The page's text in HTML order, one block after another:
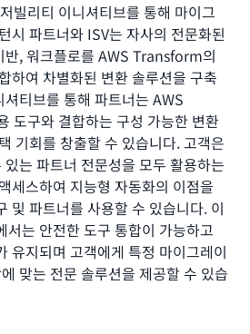
빌리티 이니셔티브를 통해 마이그
시 파트너와 ISV는 자사의 전문화된
반, 워크플로를 AWS Transform의
하여 차별화된 변환 솔루션을 구축
티브를 통해 파트너는 AWS
도구와 결합하는 구성 가능한 변환
기회를 창출할 수 있습니다. 고객은
는 파트너 전문성을 모두 활용하는
세스하여 지능형 자동화의 이점을
및 파트너를 사용할 수 있습니다. 이
서는 안전한 도구 통합이 가능하고
유지되며 고객에게 특정 마이그레이
맞는 전문 솔루션을 제공할 수 있습